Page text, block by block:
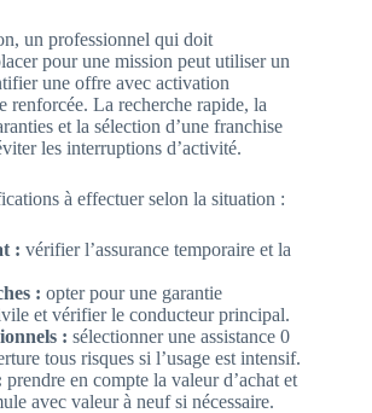
un professionnel qui doit
pour une mission peut utiliser un
une offre avec activation
renforcée. La recherche rapide, la
et la sélection d’une franchise
les interruptions d’activité.
à effectuer selon la situation :
: vérifier l’assurance temporaire et la
: opter pour une garantie
et vérifier le conducteur principal.
: sélectionner une assistance 0
tous risques si l’usage est intensif.
prendre en compte la valeur d’achat et
avec valeur à neuf si nécessaire.